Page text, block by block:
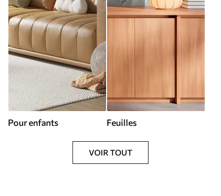
Pour enfants Feuilles
VOIR TOUT